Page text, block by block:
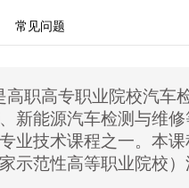
常见问题
高职高专职业院校汽
、新能源汽车检测与维
业技术课程之一。本
示范性高等职业院校